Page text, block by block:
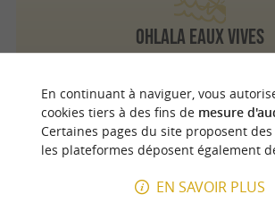
Ohlala Eaux Vives
Montaut
En continuant à naviguer, vous
cookies tiers à des fins de mesure
Certaines pages du site proposent des
les plateformes déposent également
EN SAVOIR PLUS